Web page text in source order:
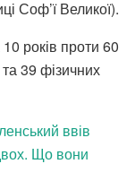
Соф’ї Великої).
років проти 60
39 фізичних
ввів
Що вони